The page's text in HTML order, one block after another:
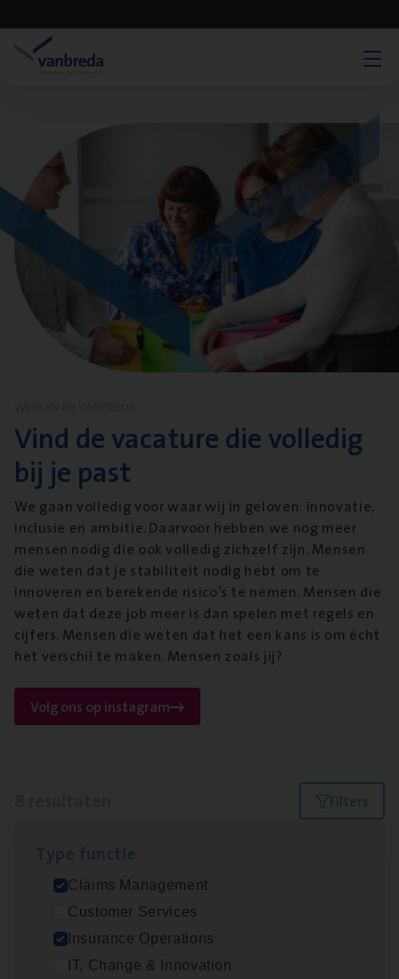
Vind de vacature die volledig
bij je past
We gaan volledig voor waar wij in geloven: innovatie,
inclusie en ambitie. Daarvoor hebben we nog meer
mensen nodig die ook volledig zichzelf zijn. Mensen
die weten dat je stabiliteit nodig hebt om te
innoveren en berekende risico’s te nemen. Mensen die
weten dat deze job meer is dan spelen met regels en
cijfers. Mensen die weten dat het een kans is om écht
het verschil te maken. Mensen zoals jij?
Volg ons op instagram
Filters
Claims Management
Customer Services
Insurance Operations
IT, Change & Innovation
Dos­sier­be­heer­der ver­ze­ke­rin­gen — Soci­al
Pro­fit en Public
Insurance Operations
Antwerpen